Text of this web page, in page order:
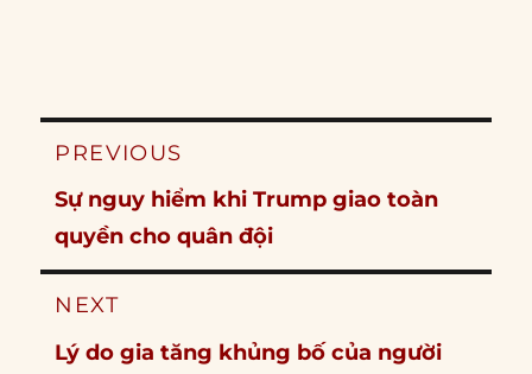
Post
PREVIOUS
Previous
post:
Sự nguy hiểm khi Trump giao toàn
quyền cho quân đội
NEXT
Next
Lý do gia tăng khủng bố của người